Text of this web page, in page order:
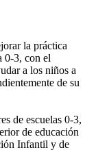
la práctica
0-3, con el
a los niños a
de su
de escuelas 0-3,
de educación
Infantil y de